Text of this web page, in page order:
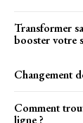
Transformer
booster votre
Changement
Comment
ligne ?